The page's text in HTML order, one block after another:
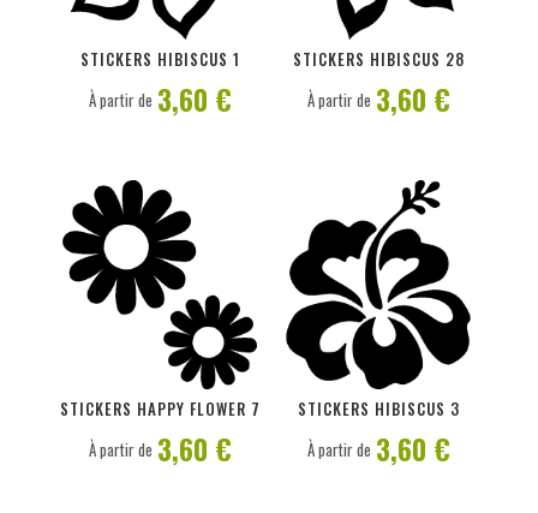
STICKERS HIBISCUS 1
PERSONNALISER
À partir de 3,60 €
STICKERS HIBISCUS 28
PERSONNALISER
À partir de 3,60 €
STICKERS HAPPY FLOWER 7
PERSONNALISER
À partir de 3,60 €
STICKERS HIBISCUS 3
PERSONNALISER
À partir de 3,60 €